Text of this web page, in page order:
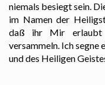
niemals besiegt sein.
im Namen der
daß ihr Mir erlaubt
versammeln. Ich segne
und des Heiligen